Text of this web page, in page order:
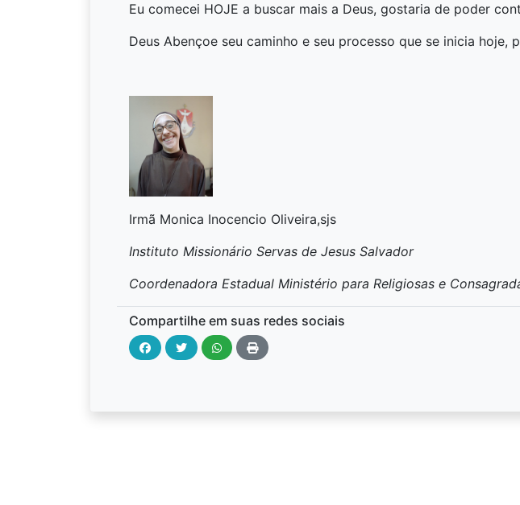
Eu comecei HOJE a buscar mais a Deus, gostaria de poder
Deus Abençoe seu caminho e seu processo que se inicia
Irmã Monica Inocencio Oliveira,sjs
Instituto Missionário Servas de Jesus Salvador
Coordenadora Estadual Ministério para Religiosas e
Compartilhe em suas redes sociais